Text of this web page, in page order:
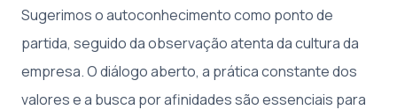
Sugerimos o autoconhecimento como ponto de
partida, seguido da observação atenta da cultura da
empresa. O diálogo aberto, a prática constante dos
valores e a busca por afinidades são essenciais para